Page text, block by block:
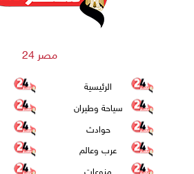
مصر 24
الرئيسية
سياحة وطيران
حوادث
عرب وعالم
منوعات